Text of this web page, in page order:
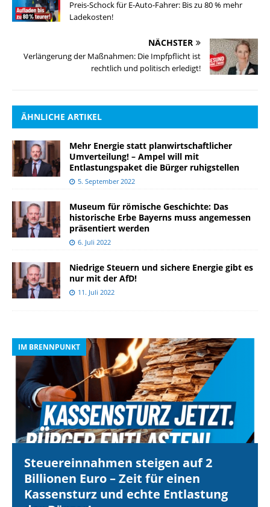
Preis-Schock für E-Auto-Fahrer: Bis zu 80 % mehr
Ladekosten!
NÄCHSTER
Verlängerung der Maßnahmen: Die Impfpflicht ist
rechtlich und politisch erledigt!
ÄHNLICHE ARTIKEL
Mehr Energie statt planwirtschaftlicher
Umverteilung! – Ampel will mit
Entlastungspaket die Bürger ruhigstellen
5. September 2022
Museum für römische Geschichte: Das
historische Erbe Bayerns muss angemessen
präsentiert werden
6. Juli 2022
Niedrige Steuern und sichere Energie gibt es
nur mit der AfD!
11. Juli 2022
IM BRENNPUNKT
Steuereinnahmen steigen auf 2
Billionen Euro – Zeit für einen
Kassensturz und echte Entlastung